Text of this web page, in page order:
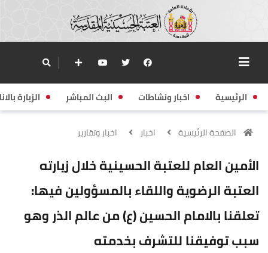
الرئيسية اخبار ونشاطات البث المباشر الزيارة
الصفحة الرئيسية اخبار اخبار وتقارير
الأمين العام للعتبة الحسينية خلال زيارته
العتبة الرضوية واللقاء بالمسؤولين فيها:
تعلقنا بالامام الحسين (ع) من عالم الذر وهو
سبب توفيقنا للتشرف بخدمته